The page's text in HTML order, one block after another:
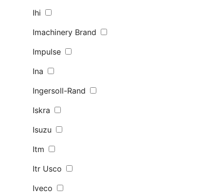
Ihi
Imachinery Brand
Impulse
Ina
Ingersoll-Rand
Iskra
Isuzu
Itm
Itr Usco
Iveco